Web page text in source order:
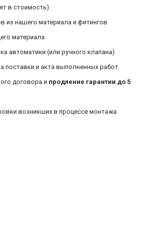
в стоимость)
из нашего материала и фитингов
материала
автоматики (или ручного клапана)
поставки и акта выполненных работ
договора и продление гарантии до 5
возникших в процессе монтажа